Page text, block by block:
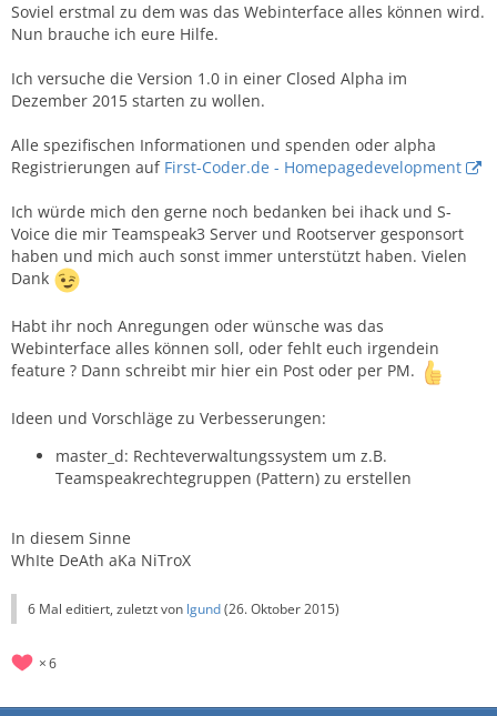
Soviel erstmal zu dem was das Webinterface alles können wird.
Nun brauche ich eure Hilfe.
Ich versuche die Version 1.0 in einer Closed Alpha im
Dezember 2015 starten zu wollen.
Alle spezifischen Informationen und spenden oder alpha
Registrierungen auf First-Coder.de - Homepagedevelopment
Ich würde mich den gerne noch bedanken bei ihack und S-
Voice die mir Teamspeak3 Server und Rootserver gesponsort
haben und mich auch sonst immer unterstützt haben. Vielen
Dank
Habt ihr noch Anregungen oder wünsche was das
Webinterface alles können soll, oder fehlt euch irgendein
feature ? Dann schreibt mir hier ein Post oder per PM.
Ideen und Vorschläge zu Verbesserungen:
master_d: Rechteverwaltungssystem um z.B.
Teamspeakrechtegruppen (Pattern) zu erstellen
In diesem Sinne
WhIte DeAth aKa NiTroX
6 Mal editiert, zuletzt von lgund(26. Oktober 2015)
6